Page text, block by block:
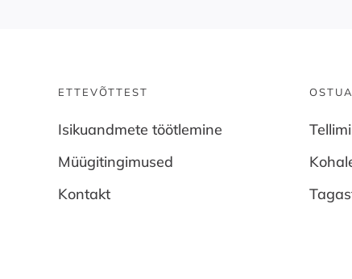
ETTEVÕTTEST
Isikuandmete töötlemine
Müügitingimused
Kontakt